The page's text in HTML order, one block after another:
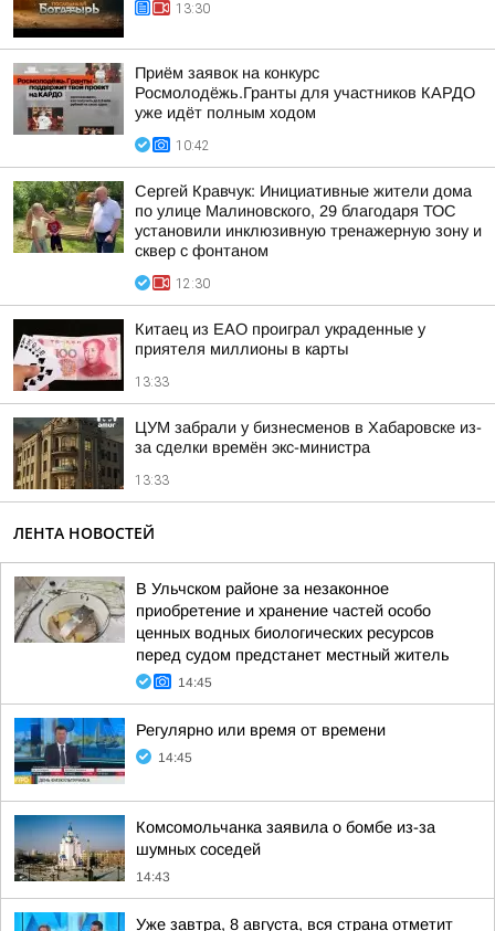
13:30
Приём заявок на конкурс
Росмолодёжь.Гранты для участников КАРДО
уже идёт полным ходом
10:42
Сергей Кравчук: Инициативные жители дома
по улице Малиновского, 29 благодаря ТОС
установили инклюзивную тренажерную зону и
сквер с фонтаном
12:30
Китаец из ЕАО проиграл украденные у
приятеля миллионы в карты
13:33
ЦУМ забрали у бизнесменов в Хабаровске из-
за сделки времён экс-министра
13:33
ЛЕНТА НОВОСТЕЙ
В Ульчском районе за незаконное
приобретение и хранение частей особо
ценных водных биологических ресурсов
перед судом предстанет местный житель
14:45
Регулярно или время от времени
14:45
Комсомольчанка заявила о бомбе из-за
шумных соседей
14:43
Уже завтра, 8 августа, вся страна отметит